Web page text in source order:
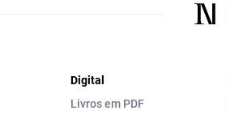
Digital
Livros em PDF